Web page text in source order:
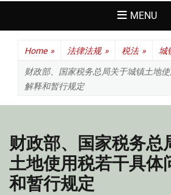
MENU
Home » 法律法规 » 税法 » 城
财政部、国家税务总局关于城镇土地
解释和暂行规定
财政部、国家税务总
土地使用税若干具体
和暂行规定